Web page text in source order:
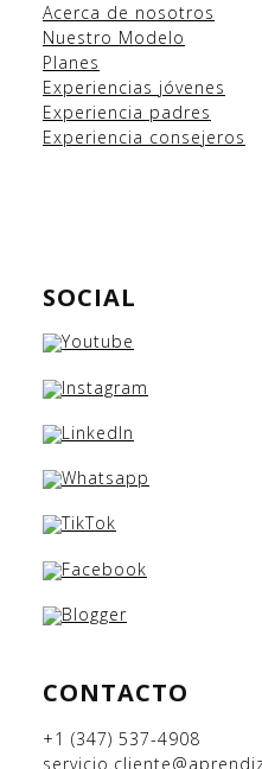
Acerca de nosotros
Nuestro Modelo
Planes
Experiencias jóvenes
Experiencia padres
Experiencia consejeros
SOCIAL
CONTACTO
+1 (347) 537-4908